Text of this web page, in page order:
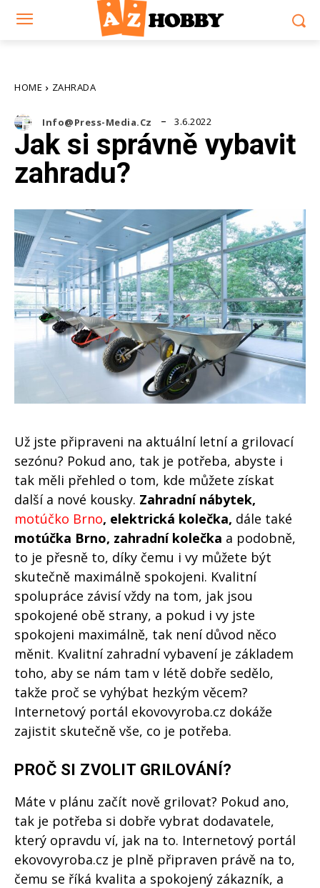
HOME ZAHRADA
Info@press-Media.cz 3.6.2022
Jak si správně vybavit
zahradu?
Už jste připraveni na aktuální letní a grilovací
sezónu? Pokud ano, tak je potřeba, abyste i
tak měli přehled o tom, kde můžete získat
další a nové kousky. Zahradní nábytek,
motúčko Brno, elektrická kolečka, dále také
motúčka Brno, zahradní kolečka a podobně,
to je přesně to, díky čemu i vy můžete být
skutečně maximálně spokojeni. Kvalitní
spolupráce závisí vždy na tom, jak jsou
spokojené obě strany, a pokud i vy jste
spokojeni maximálně, tak není důvod něco
měnit. Kvalitní zahradní vybavení je základem
toho, aby se nám tam v létě dobře sedělo,
takže proč se vyhýbat hezkým věcem?
Internetový portál ekovovyroba.cz dokáže
zajistit skutečně vše, co je potřeba.
PROČ SI ZVOLIT GRILOVÁNÍ?
Máte v plánu začít nově grilovat? Pokud ano,
tak je potřeba si dobře vybrat dodavatele,
který opravdu ví, jak na to. Internetový portál
ekovovyroba.cz je plně připraven právě na to,
čemu se říká kvalita a spokojený zákazník, a